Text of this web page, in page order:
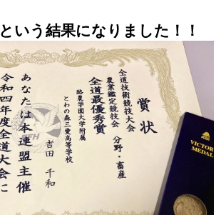
という結果になりました！！